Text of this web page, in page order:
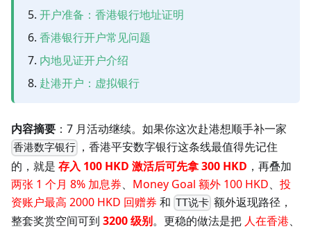
开户准备：香港银行地址证明
香港银行开户常见问题
内地见证开户介绍
赴港开户：虚拟银行
内容摘要 ：7 月活动继续。如果你这次赴港想顺手补一家
香港数字银行 ，香港平安数字银行这条线最值得先记住
的，就是 存入 100 HKD 激活后可先拿 300 HKD ，再叠加
两张 1 个月 8% 加息券、 Money Goal 额外 100 HKD、 投
资账户最高 2000 HKD 回赠券 和 TT说卡 额外返现路径，
整套奖赏空间可到 3200 级别。更稳的做法是把 人在香港、